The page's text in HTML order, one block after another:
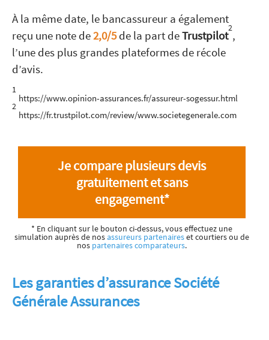
À la même date, le bancassureur a également
reçu une note de2,0/5de la part deTrustpilot
2
,
l’une des plus grandes plateformes de récole
d’avis.
1
https://www.opinion-assurances.fr/assureur-sogessur.html
2
https://fr.trustpilot.com/review/www.societegenerale.com
Je compare plusieurs devis
gratuitement et sans
engagement*
* En cliquant sur le bouton ci-dessus, vous effectuez une
simulation auprès de nosassureurs partenaireset courtiers ou de
nos partenaires comparateurs.
Les garanties d’assurance Société
Générale Assurances